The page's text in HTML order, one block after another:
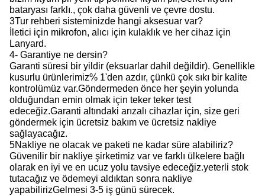
bataryası farklı., çok daha güvenli ve çevre dostu.
3Tur rehberi sisteminizde hangi aksesuar var?
İletici için mikrofon, alıcı için kulaklık ve her cihaz için
Lanyard.
4- Garantiye ne dersin?
Garanti süresi bir yildir (eksuarlar dahil değildir). Genellikle
kusurlu ürünlerimiz% 1'den azdır, çünkü çok sıkı bir kalite
kontrolümüz var.Göndermeden önce her şeyin yolunda
olduğundan emin olmak için teker teker test
edeceğiz.Garanti altındaki arızalı cihazlar için, size geri
göndermek için ücretsiz bakım ve ücretsiz nakliye
sağlayacağız.
5Nakliye ne olacak ve paketi ne kadar süre alabiliriz?
Güvenilir bir nakliye şirketimiz var ve farklı ülkelere bağlı
olarak en iyi ve en ucuz yolu tavsiye edeceğiz.yeterli stok
tutacağız ve ödemeyi aldıktan sonra nakliye
yapabilirizGelmesi 3-5 iş günü sürecek.